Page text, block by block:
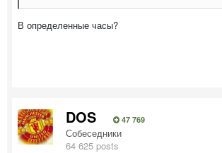
В определенные часы?
DOS 47 769
Собеседники
64 625 posts